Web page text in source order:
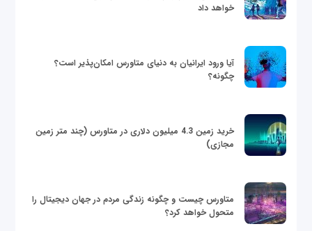
خواهد داد
آیا ورود ایرانیان به دنیای متاورس امکان‌پذیر است؟
چگونه؟
خرید زمین 4.3 میلیون دلاری در متاورس (چند متر زمین
مجازی)
متاورس چیست و چگونه زندگی مردم در جهان دیجیتال را
متحول خواهد کرد؟